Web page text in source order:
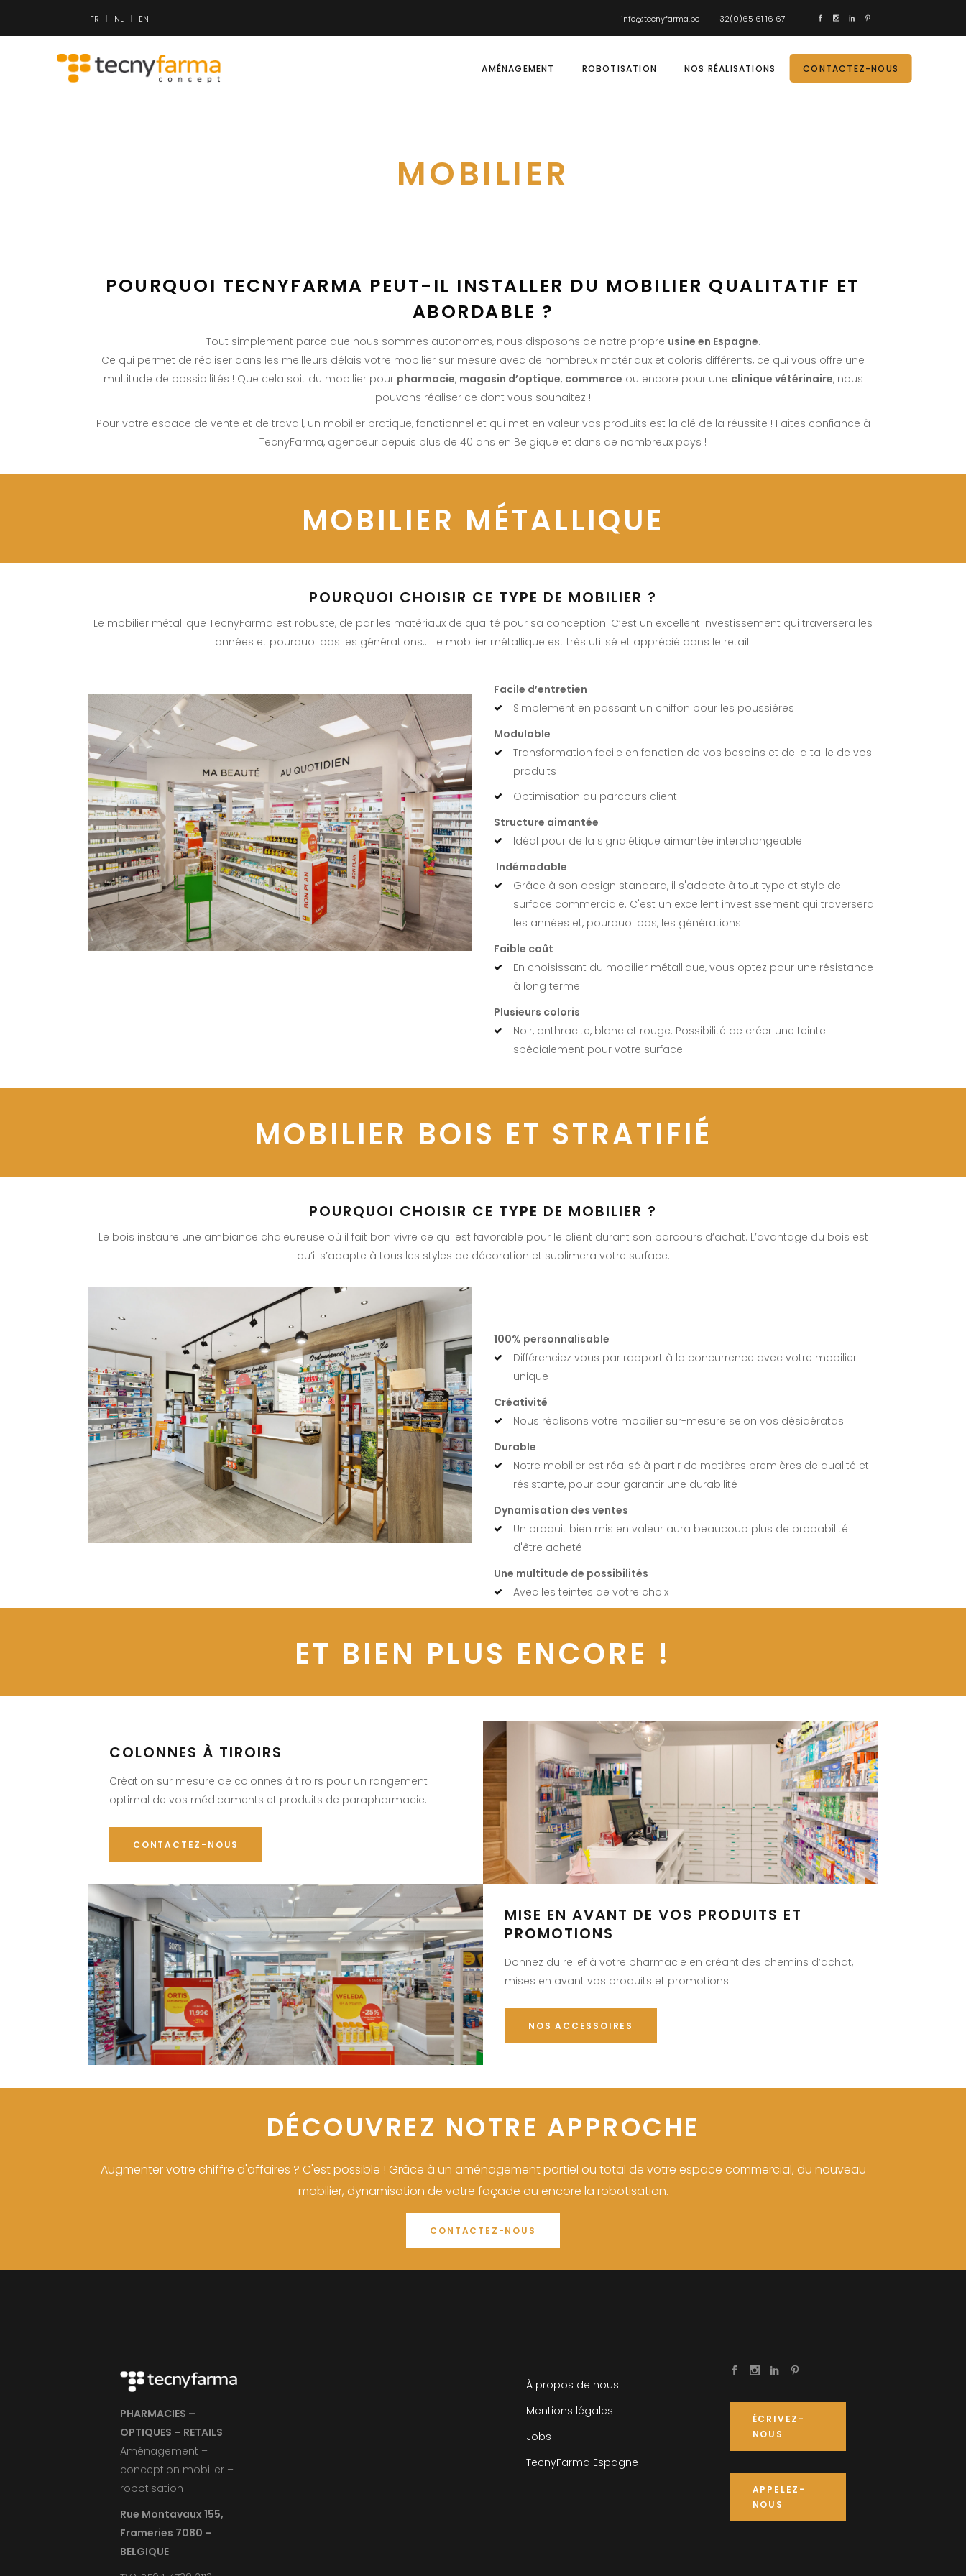
FR NL EN info@tecnyfarma.be +32(0)65 61 16 67
AMÉNAGEMENT ROBOTISATION NOS RÉALISATIONS CONTACTEZ-NOUS
MOBILIER
POURQUOI TECNYFARMA PEUT-IL INSTALLER DU MOBILIER QUALITATIF ET
ABORDABLE ?
Tout simplement parce que nous sommes autonomes, nous disposons de notre propre usine en Espagne.
Ce qui permet de réaliser dans les meilleurs délais votre mobilier sur mesure avec de nombreux matériaux et coloris différents, ce qui vous offre une
multitude de possibilités ! Que cela soit du mobilier pour pharmacie, magasin d’optique, commerce ou encore pour une clinique vétérinaire, nous
pouvons réaliser ce dont vous souhaitez !
Pour votre espace de vente et de travail, un mobilier pratique, fonctionnel et qui met en valeur vos produits est la clé de la réussite ! Faites confiance à
TecnyFarma, agenceur depuis plus de 40 ans en Belgique et dans de nombreux pays !
MOBILIER MÉTALLIQUE
POURQUOI CHOISIR CE TYPE DE MOBILIER ?
Le mobilier métallique TecnyFarma est robuste, de par les matériaux de qualité pour sa conception. C’est un excellent investissement qui traversera les
années et pourquoi pas les générations… Le mobilier métallique est très utilisé et apprécié dans le retail.
Facile d’entretien
Simplement en passant un chiffon pour les poussières
Modulable
Transformation facile en fonction de vos besoins et de la taille de vos
produits
Optimisation du parcours client
Structure aimantée
Idéal pour de la signalétique aimantée interchangeable
Indémodable
Grâce à son design standard, il s'adapte à tout type et style de
surface commerciale. C'est un excellent investissement qui traversera
les années et, pourquoi pas, les générations !
Faible coût
En choisissant du mobilier métallique, vous optez pour une résistance
à long terme
Plusieurs coloris
Noir, anthracite, blanc et rouge. Possibilité de créer une teinte
spécialement pour votre surface
MOBILIER BOIS ET STRATIFIÉ
POURQUOI CHOISIR CE TYPE DE MOBILIER ?
Le bois instaure une ambiance chaleureuse où il fait bon vivre ce qui est favorable pour le client durant son parcours d’achat. L’avantage du bois est
qu’il s’adapte à tous les styles de décoration et sublimera votre surface.
100% personnalisable
Différenciez vous par rapport à la concurrence avec votre mobilier
unique
Créativité
Nous réalisons votre mobilier sur-mesure selon vos désidératas
Durable
Notre mobilier est réalisé à partir de matières premières de qualité et
résistante, pour pour garantir une durabilité
Dynamisation des ventes
Un produit bien mis en valeur aura beaucoup plus de probabilité
d'être acheté
Une multitude de possibilités
Avec les teintes de votre choix
ET BIEN PLUS ENCORE !
COLONNES À TIROIRS
Création sur mesure de colonnes à tiroirs pour un rangement
optimal de vos médicaments et produits de parapharmacie.
CONTACTEZ-NOUS
MISE EN AVANT DE VOS PRODUITS ET
PROMOTIONS
Donnez du relief à votre pharmacie en créant des chemins d’achat,
mises en avant vos produits et promotions.
NOS ACCESSOIRES
DÉCOUVREZ NOTRE APPROCHE
Augmenter votre chiffre d'affaires ? C'est possible ! Grâce à un aménagement partiel ou total de votre espace commercial, du nouveau
mobilier, dynamisation de votre façade ou encore la robotisation.
CONTACTEZ-NOUS
PHARMACIES –
OPTIQUES – RETAILS
Aménagement –
conception mobilier –
robotisation
Rue Montavaux 155,
Frameries 7080 –
BELGIQUE
À propos de nous
Mentions légales
Jobs
TecnyFarma Espagne
ÉCRIVEZ-
NOUS
APPELEZ-
NOUS